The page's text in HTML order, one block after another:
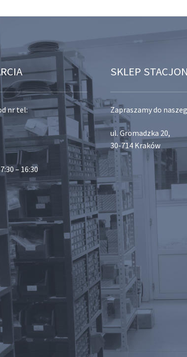
nr tel:
– 16:30
SKLEP
Zapraszamy do
ul. Gromadzka 20,
30-714 Kraków